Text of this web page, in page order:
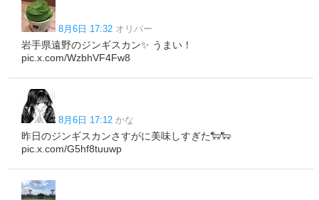
8月6日 17:32 オリバー
岩手県遠野のジンギスカン✨ うまい！
pic.x.com/WzbhVF4Fw8
8月6日 17:12 かな
昨日のジンギスカンさすがに美味しすぎた🐑🐑
pic.x.com/G5hf8tuuwp